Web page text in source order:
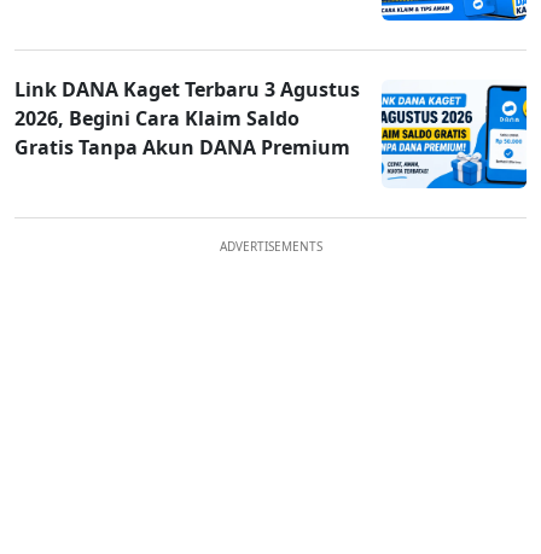
Link DANA Kaget Terbaru 3 Agustus
2026, Begini Cara Klaim Saldo
Gratis Tanpa Akun DANA Premium
ADVERTISEMENTS